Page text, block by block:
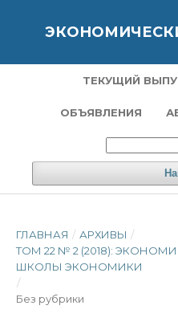
ТЕКУЩИЙ
ОБЪЯВЛЕНИЯ
ГЛАВНАЯ / АРХИВЫ /
ТОМ 22 № 2 (2018):
ШКОЛЫ ЭКОНОМИКИ
/
Без рубрики